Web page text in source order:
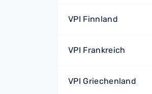
VPI Finnland
VPI Frankreich
VPI Griechenland